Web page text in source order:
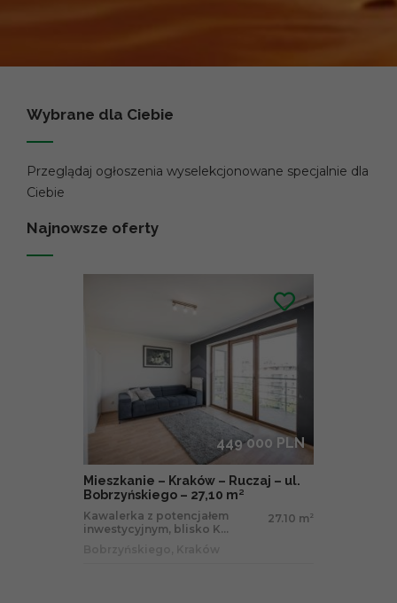
Wybrane dla Ciebie
Przeglądaj ogłoszenia wyselekcjonowane specjalnie dla
Ciebie
Najnowsze oferty
449 000 PLN
Mieszkanie – Kraków – Ruczaj – ul.
Bobrzyńskiego – 27,10 m²
Kawalerka z potencjałem
inwestycyjnym, blisko K...
27.10 m 2